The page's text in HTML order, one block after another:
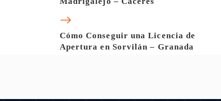
Cómo Conseguir una Licencia de
Apertura en Sorvilán – Granada